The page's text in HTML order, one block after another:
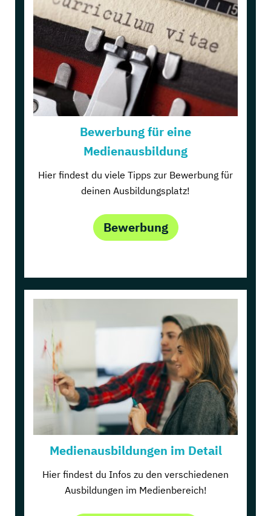
Bewerbung für eine
Medienausbildung
Hier findest du viele Tipps zur Bewerbung für
deinen Ausbildungsplatz!
Bewerbung
Medienausbildungen im Detail
Hier findest du Infos zu den verschiedenen
Ausbildungen im Medienbereich!